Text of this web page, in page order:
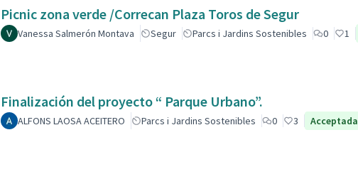
Picnic zona verde /Correcan Plaza Toros de Segur
Vanessa Salmerón Montava Segur Parcs i Jardins Sostenibles 0 1
Finalización del proyecto “ Parque Urbano”.
ALFONS LAOSA ACEITERO Parcs i Jardins Sostenibles 0 3 Acceptada